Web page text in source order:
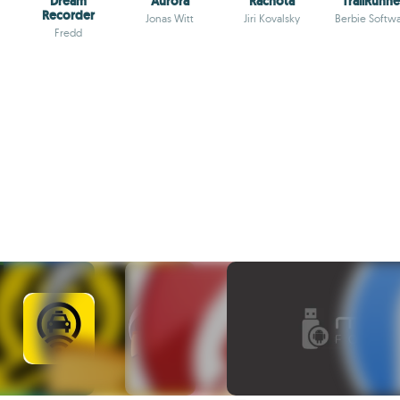
Recorder
Fredd
Jonas Witt Jiri Kovalsky Berbie